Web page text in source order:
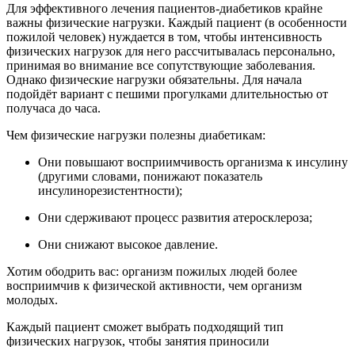
Для эффективного лечения пациентов-диабетиков крайне
важны физические нагрузки. Каждый пациент (в особенности
пожилой человек) нуждается в том, чтобы интенсивность
физических нагрузок для него рассчитывалась персонально,
принимая во внимание все сопутствующие заболевания.
Однако физические нагрузки обязательны. Для начала
подойдёт вариант с пешими прогулками длительностью от
получаса до часа.
Чем физические нагрузки полезны диабетикам:
Они повышают восприимчивость организма к инсулину
(другими словами, понижают показатель
инсулинорезистентности);
Они сдерживают процесс развития атеросклероза;
Они снижают высокое давление.
Хотим ободрить вас: организм пожилых людей более
восприимчив к физической активности, чем организм
молодых.
Каждый пациент сможет выбрать подходящий тип
физических нагрузок, чтобы занятия приносили